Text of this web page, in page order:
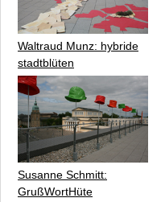
Waltraud Munz: hybride
stadtblüten
Susanne Schmitt:
GrußWortHüte